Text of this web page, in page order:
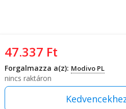
47.337 Ft
Forgalmazza a(z): Modivo PL
nincs raktáron